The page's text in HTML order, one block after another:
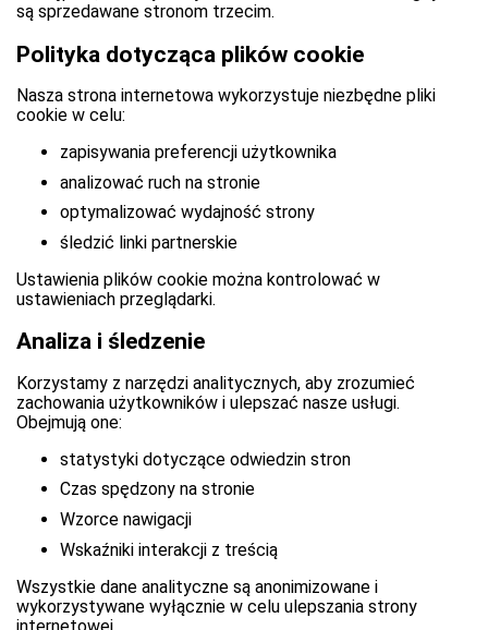
są sprzedawane stronom trzecim.
Polityka dotycząca plików cookie
Nasza strona internetowa wykorzystuje niezbędne pliki
cookie w celu:
zapisywania preferencji użytkownika
analizować ruch na stronie
optymalizować wydajność strony
śledzić linki partnerskie
Ustawienia plików cookie można kontrolować w
ustawieniach przeglądarki.
Analiza i śledzenie
Korzystamy z narzędzi analitycznych, aby zrozumieć
zachowania użytkowników i ulepszać nasze usługi.
Obejmują one:
statystyki dotyczące odwiedzin stron
Czas spędzony na stronie
Wzorce nawigacji
Wskaźniki interakcji z treścią
Wszystkie dane analityczne są anonimizowane i
wykorzystywane wyłącznie w celu ulepszania strony
internetowej.